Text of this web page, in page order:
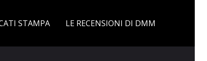
STAMPA LE RECENSIONI DI DMM